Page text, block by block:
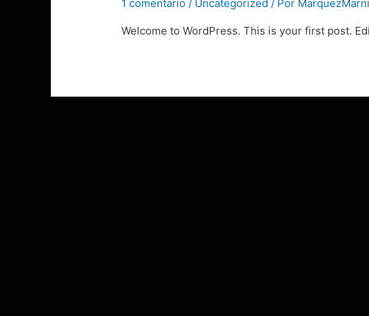
1 comentario / Uncategorized / Por
Welcome to WordPress. This is your first post.